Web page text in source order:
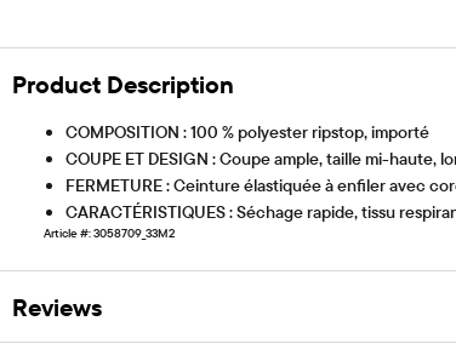
Product Description
COMPOSITION : 100 % polyester ripstop, importé
COUPE ET DESIGN : Coupe ample, taille mi-haute,
FERMETURE : Ceinture élastiquée à enfiler avec
CARACTÉRISTIQUES : Séchage rapide, tissu
Article #: 3058709_33M2
Reviews